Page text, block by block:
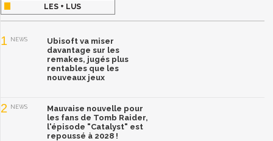
LES + LUS
1 NEWS
Ubisoft va miser
davantage sur les
remakes, jugés plus
rentables que les
nouveaux jeux
2 NEWS
Mauvaise nouvelle pour
les fans de Tomb Raider,
l'épisode "Catalyst" est
repoussé à 2028 !